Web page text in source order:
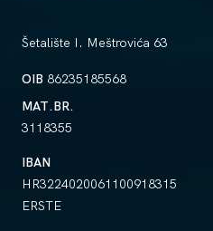
Šetalište I. Meštrovića 63
OIB 86235185568
MAT.BR.
3118355
IBAN
HR3224020061100918315
ERSTE